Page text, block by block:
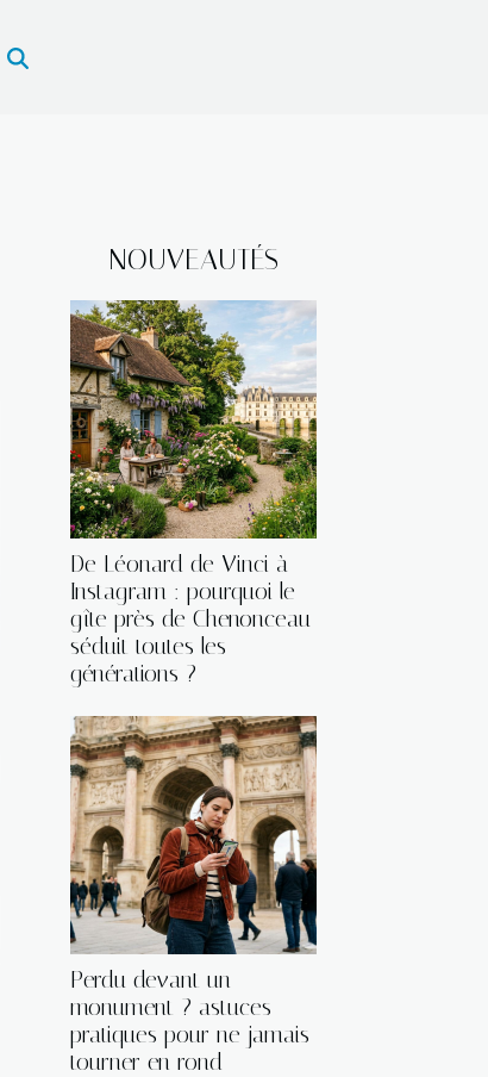
NOUVEAUTÉS
De Léonard de Vinci à
Instagram : pourquoi le
gîte près de Chenonceau
séduit toutes les
générations ?
Perdu devant un
monument ? astuces
pratiques pour ne jamais
tourner en rond